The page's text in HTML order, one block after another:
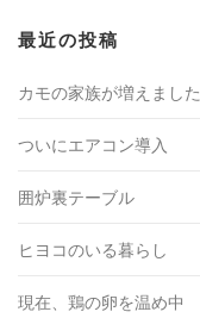
最近の投稿
カモの家族が増えました
ついにエアコン導入
囲炉裏テーブル
ヒヨコのいる暮らし
現在、鶏の卵を温め中